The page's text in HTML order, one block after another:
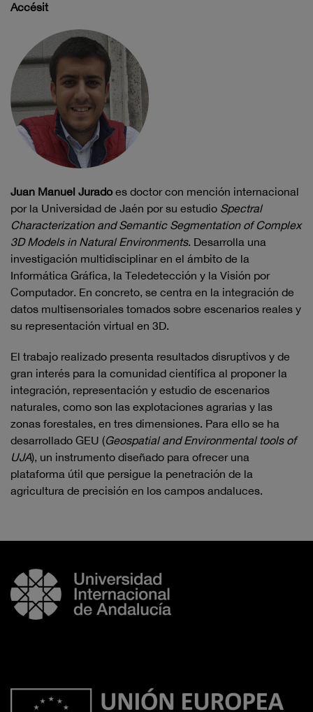
Accésit
Juan Manuel Juradoes doctor con mención internacional
por la Universidad de Jaén por su estudio Spectral
Characterization and Semantic Segmentation of Complex
3D Models in Natural Environments. Desarrolla una
investigación multidisciplinar en el ámbito de la
Informática Gráfica, la Teledetección y la Visión por
Computador. En concreto, se centra en la integración de
datos multisensoriales tomados sobre escenarios reales y
su representación virtual en 3D.
El trabajo realizado presenta resultados disruptivos y de
gran interés para la comunidad científica al proponer la
integración, representación y estudio de escenarios
naturales, como son las explotaciones agrarias y las
zonas forestales, en tres dimensiones. Para ello se ha
desarrollado GEU (Geospatial and Environmental tools of
UJA), un instrumento diseñado para ofrecer una
plataforma útil que persigue la penetración de la
agricultura de precisión en los campos andaluces.